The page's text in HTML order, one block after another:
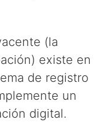
(la
existe en
de registro
un
digital.